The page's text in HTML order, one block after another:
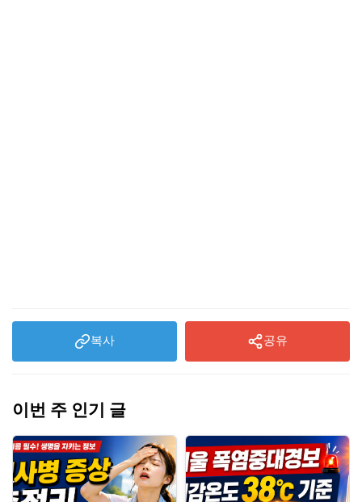
복사 공유
이번 주 인기 글